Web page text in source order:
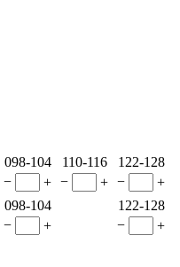
098-104
−
+
110-116
−
+
122-128
−
+
098-104
−
+
122-128
−
+